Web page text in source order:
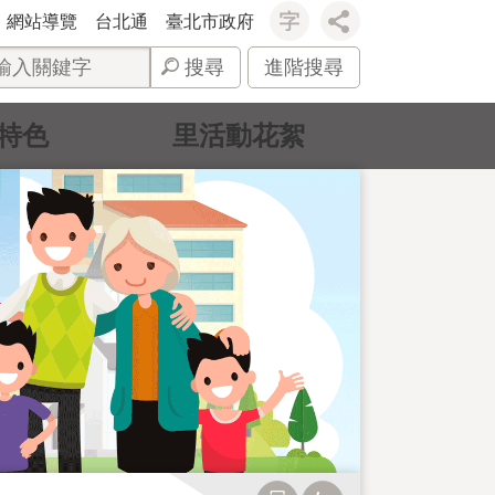
網站導覽 台北通 臺北市政府
搜尋 進階搜尋
色 里活動花絮